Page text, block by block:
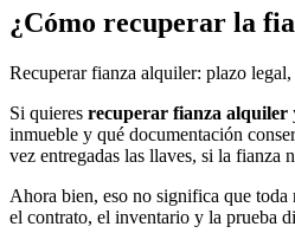
¿Cómo recuperar la
Recuperar fianza alquiler: plazo
Si quieres recuperar fianza alquiler
inmueble y qué documentación
vez entregadas las llaves, si la fianza
Ahora bien, eso no significa que toda
el contrato, el inventario y la prueba